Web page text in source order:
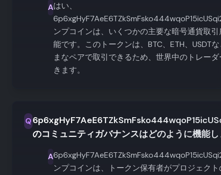
Aはい、
ンプコインは、いくつかの主要な暗号通貨取
能です。このトークンは、BTC、ETH、USDT
まなペアで取引できるため、世界中のトレー
きます。
Q
のコミュニティガバナンスはどのように機能
A
ンプコインは、トークン保有者がプロジェク